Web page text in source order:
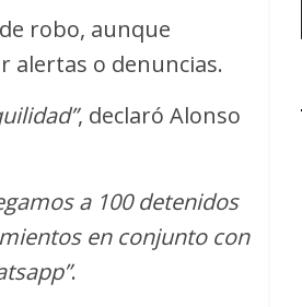
robo, aunque
alertas o denuncias.
, declaró Alonso
a 100 detenidos
en conjunto con
.